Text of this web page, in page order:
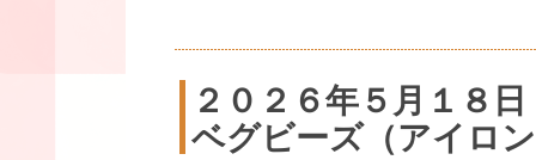
２０２６年５月１８日
ベグビーズ（アイロ